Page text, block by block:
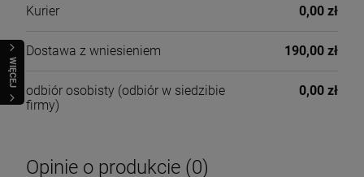
WIĘCEJ
Kurier 0,00 zł
Dostawa z wniesieniem 190,00 zł
odbiór osobisty (odbiór w siedzibie
firmy)
0,00 zł
Opinie o produkcie (0)